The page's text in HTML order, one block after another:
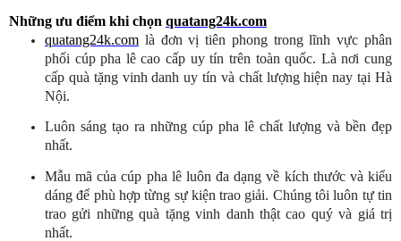
Những ưu điểm khi chọn quatang24k.com
quatang24k.com là đơn vị tiên phong trong lĩnh vực phân
phối cúp pha lê cao cấp uy tín trên toàn quốc. Là nơi cung
cấp quà tặng vinh danh uy tín và chất lượng hiện nay tại Hà
Nội.
Luôn sáng tạo ra những cúp pha lê chất lượng và bền đẹp
nhất.
Mẫu mã của cúp pha lê luôn đa dạng về kích thước và kiểu
dáng để phù hợp từng sự kiện trao giải. Chúng tôi luôn tự tin
trao gửi những quà tặng vinh danh thật cao quý và giá trị
nhất.